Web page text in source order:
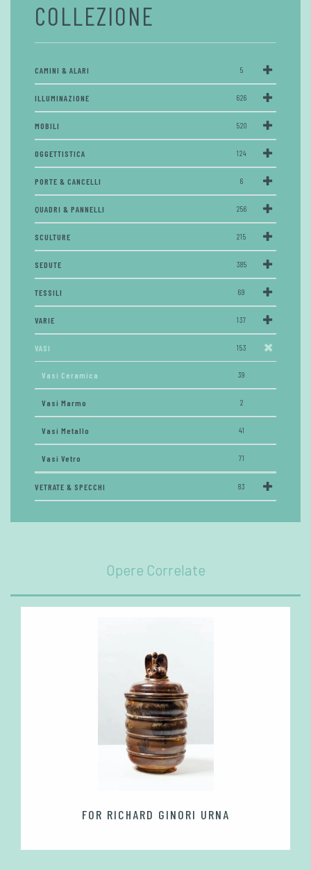
COLLEZIONE
CAMINI & ALARI 5
ILLUMINAZIONE 626
MOBILI 520
OGGETTISTICA 124
PORTE & CANCELLI 6
QUADRI & PANNELLI 256
SCULTURE 215
SEDUTE 385
TESSILI 69
VARIE 137
VASI 153
Vasi Ceramica 39
Vasi Marmo 2
Vasi Metallo 41
Vasi Vetro 71
VETRATE & SPECCHI 83
Opere Correlate
FOR RICHARD GINORI URNA